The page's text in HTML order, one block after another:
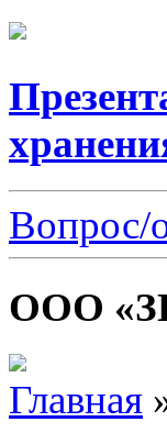
Вопрос/
ООО
Главная